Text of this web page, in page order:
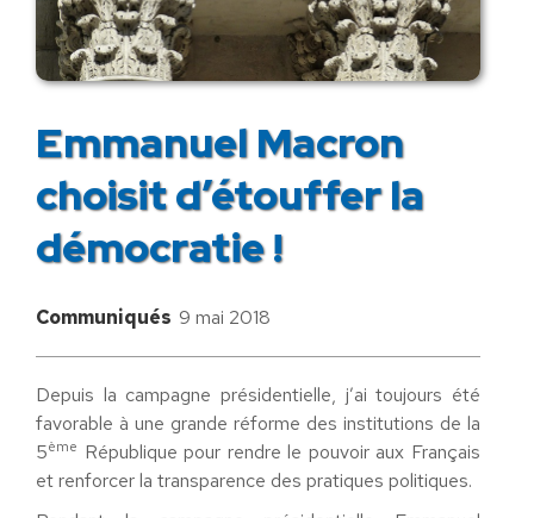
Emmanuel Macron
choisit d’étouffer la
démocratie !
Communiqués 9 mai 2018
Depuis la campagne présidentielle, j’ai toujours été
favorable à une grande réforme des institutions de la
5ème République pour rendre le pouvoir aux Français
et renforcer la transparence des pratiques politiques.